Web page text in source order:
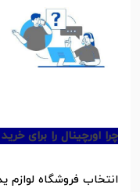
چرا اورچینال را برای خرید